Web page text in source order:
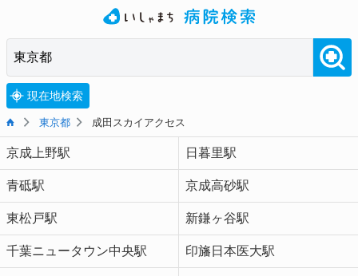
現在地検索
東京都 成田スカイアクセス
京成上野駅 日暮里駅
青砥駅 京成高砂駅
東松戸駅 新鎌ヶ谷駅
千葉ニュータウン中央駅 印旛日本医大駅